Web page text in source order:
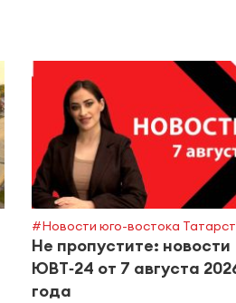
#Новости юго-востока
Не пропустите: новости
ЮВТ‑24 от 7 августа
года